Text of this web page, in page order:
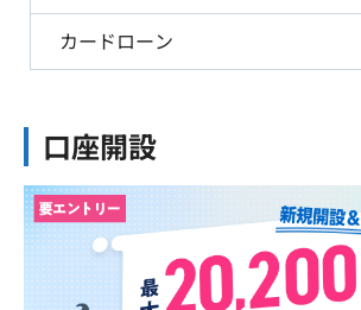
カードローン
口座開設